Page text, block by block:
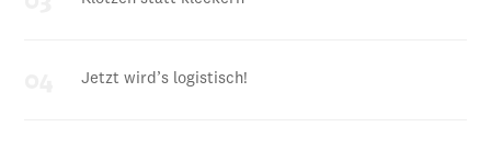
Jetzt wird’s logistisch!